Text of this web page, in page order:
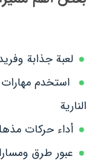
لعبة جذابة
استخدم مهارات
النارية
أداء حركات
عبور طرق